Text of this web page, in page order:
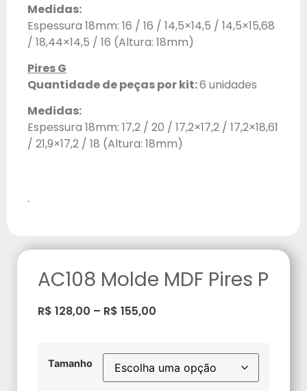
Medidas:
Espessura 18mm: 16 / 16 / 14,5×14,5 / 14,5×15,68
/ 18,44×14,5 / 16 (Altura: 18mm)
Pires G
Quantidade de peças por kit:6 unidades
Medidas:
Espessura 18mm: 17,2 / 20 / 17,2×17,2 / 17,2×18,61
/ 21,9×17,2 / 18 (Altura: 18mm)
AC108 Molde MDF Pires P
R$ 128,00 – R$ 155,00
Tamanho